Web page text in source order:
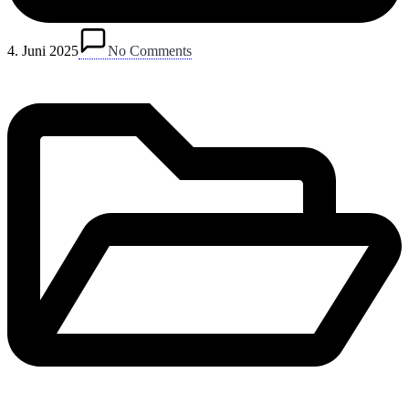
4. Juni 2025 No Commentsin